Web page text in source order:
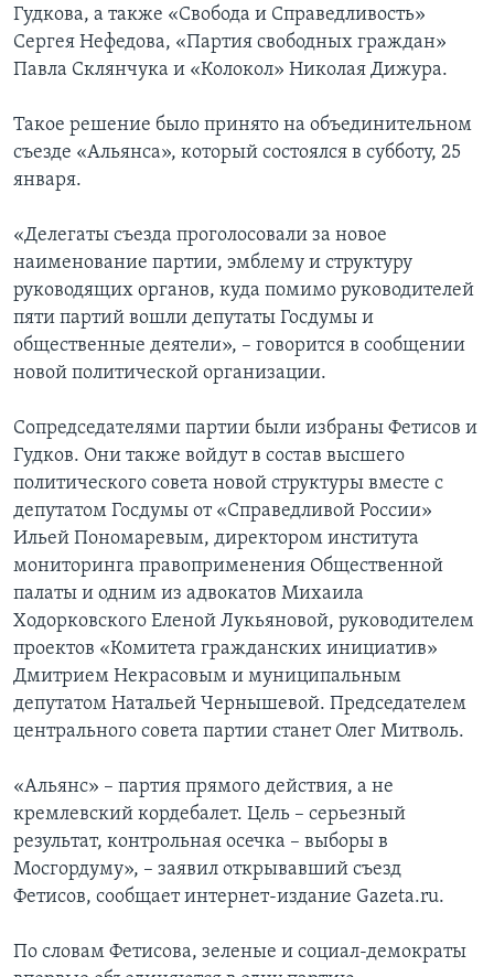
Гудкова, а также «Свобода и Справедливость»
Сергея Нефедова, «Партия свободных граждан»
Павла Склянчука и «Колокол» Николая Дижура.
Такое решение было принято на объединительном
съезде «Альянса», который состоялся в субботу, 25
января.
«Делегаты съезда проголосовали за новое
наименование партии, эмблему и структуру
руководящих органов, куда помимо руководителей
пяти партий вошли депутаты Госдумы и
общественные деятели», – говорится в сообщении
новой политической организации.
Сопредседателями партии были избраны Фетисов и
Гудков. Они также войдут в состав высшего
политического совета новой структуры вместе с
депутатом Госдумы от «Справедливой России»
Ильей Пономаревым, директором института
мониторинга правоприменения Общественной
палаты и одним из адвокатов Михаила
Ходорковского Еленой Лукьяновой, руководителем
проектов «Комитета гражданских инициатив»
Дмитрием Некрасовым и муниципальным
депутатом Натальей Чернышевой. Председателем
центрального совета партии станет Олег Митволь.
«Альянс» – партия прямого действия, а не
кремлевский кордебалет. Цель – серьезный
результат, контрольная осечка – выборы в
Мосгордуму», – заявил открывавший съезд
Фетисов, сообщает интернет-издание Gazeta.ru.
По словам Фетисова, зеленые и социал-демократы